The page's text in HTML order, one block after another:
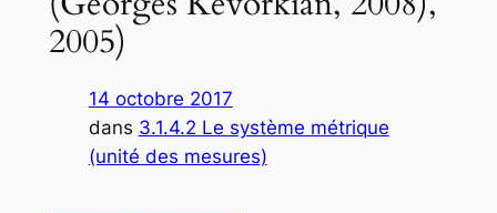
2005)
14 octobre 2017
dans 3.1.4.2 Le système métrique
(unité des mesures)